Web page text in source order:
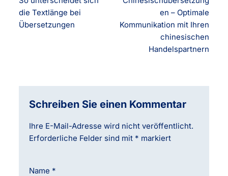
die Textlänge bei
Übersetzungen
en – Optimale
Kommunikation mit Ihren
chinesischen
Handelspartnern
Schreiben Sie einen Kommentar
Ihre E-Mail-Adresse wird nicht veröffentlicht.
Erforderliche Felder sind mit * markiert
Name *